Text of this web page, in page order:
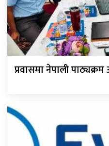
प्रवासमा नेपाली पाठ्यक्रम